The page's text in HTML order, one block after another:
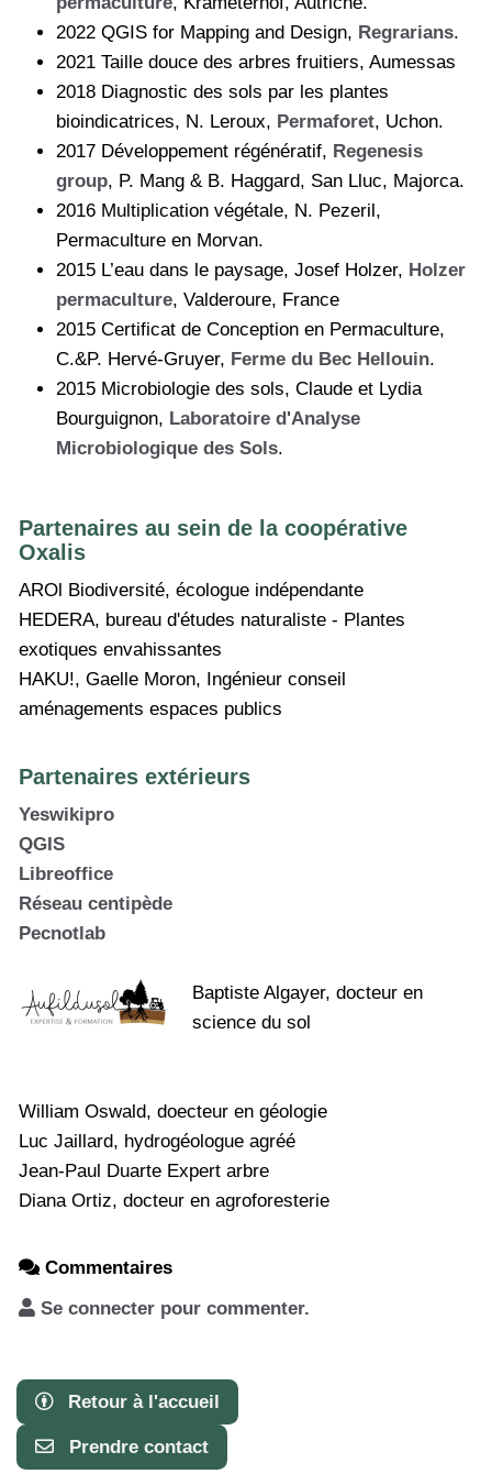
2022 QGIS for Mapping and Design, Regrarians.
2021 Taille douce des arbres fruitiers, Aumessas
2018 Diagnostic des sols par les plantes
bioindicatrices, N. Leroux, Permaforet, Uchon.
2017 Développement régénératif, Regenesis
group, P. Mang & B. Haggard, San Lluc, Majorca.
2016 Multiplication végétale, N. Pezeril,
Permaculture en Morvan.
2015 L’eau dans le paysage, Josef Holzer, Holzer
permaculture, Valderoure, France
2015 Certificat de Conception en Permaculture,
C.&P. Hervé-Gruyer, Ferme du Bec Hellouin.
2015 Microbiologie des sols, Claude et Lydia
Bourguignon, Laboratoire d'Analyse
Microbiologique des Sols.
Partenaires au sein de la coopérative
Oxalis
AROl Biodiversité, écologue indépendante
HEDERA, bureau d'études naturaliste - Plantes
exotiques envahissantes
HAKU!, Gaelle Moron, Ingénieur conseil
aménagements espaces publics
Partenaires extérieurs
Yeswikipro
QGIS
Libreoffice
Réseau centipède
Pecnotlab
Baptiste Algayer, docteur en
science du sol
William Oswald, doecteur en géologie
Luc Jaillard, hydrogéologue agréé
Jean-Paul Duarte Expert arbre
Diana Ortiz, docteur en agroforesterie
Commentaires
Se connecter pour commenter.
Retour à l'accueil
Prendre contact